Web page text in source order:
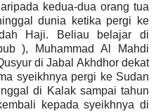
kedua-dua orang tua
dunia ketika pergi ke
Haji. Beliau belajar di
), Muhammad Al Mahdi
di Jabal Akhdhor dekat
syeikhnya pergi ke Sudan
di Kalak sampai tahun
kepada syeikhnya di